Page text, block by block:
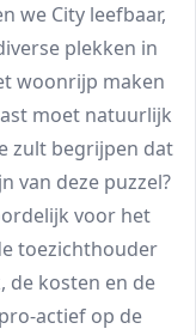
we City leefbaar,
plekken in
woonrijp maken
moet natuurlijk
zult begrijpen dat
van deze puzzel?
voor het
toezichthouder
de kosten en de
actief op de